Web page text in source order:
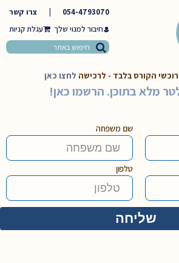
054-4793070
צרו קשר
חיבור למנוי שלך
הקורס בלבד - לרכישה לחצו כאן
מלא בתוכן. הרשמו כאן!
שם משפחה
טלפון